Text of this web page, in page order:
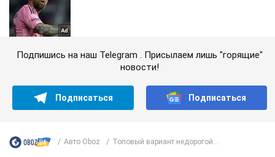
Подпишись на наш Telegram . Присылаем лишь "горящие"
новости!
Подписаться Подписаться
Авто Oboz Топовый вариант недорогой...